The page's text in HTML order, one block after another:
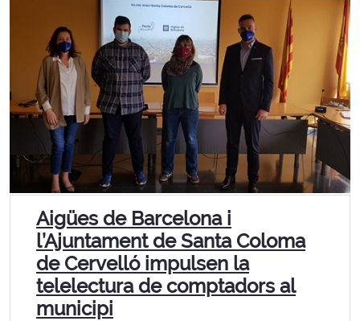
Aigües de Barcelona i
l’Ajuntament de Santa Coloma
de Cervelló impulsen la
telelectura de comptadors al
municipi